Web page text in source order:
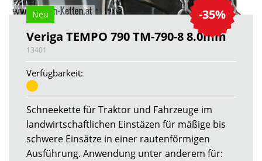
-35%
Neu
Veriga TEMPO 790 TM-790-8 8.0mm
13401
Verfügbarkeit:
Schneekette für Traktor und Fahrzeuge im
landwirtschaftlichen Einstäzen für mäßige bis
schwere Einsätze in einer rautenförmigen
Ausführung. Anwendung unter anderem für: